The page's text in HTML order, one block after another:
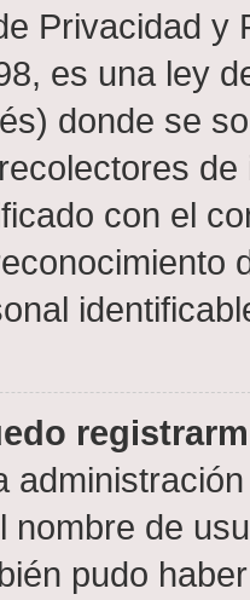
Privacidad
es una ley
donde se
con el
nombre de
pudo